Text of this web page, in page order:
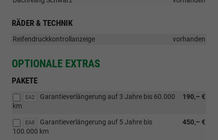
RÄDER & TECHNIK
Reifendruckkontrollanzeige vorhanden
OPTIONALE EXTRAS
PAKETE
EA2 190,– €
Garantieverlängerung auf 3 Jahre bis 60.000
km
EA8 450,– €
Garantieverlängerung auf 5 Jahre bis
100.000 km